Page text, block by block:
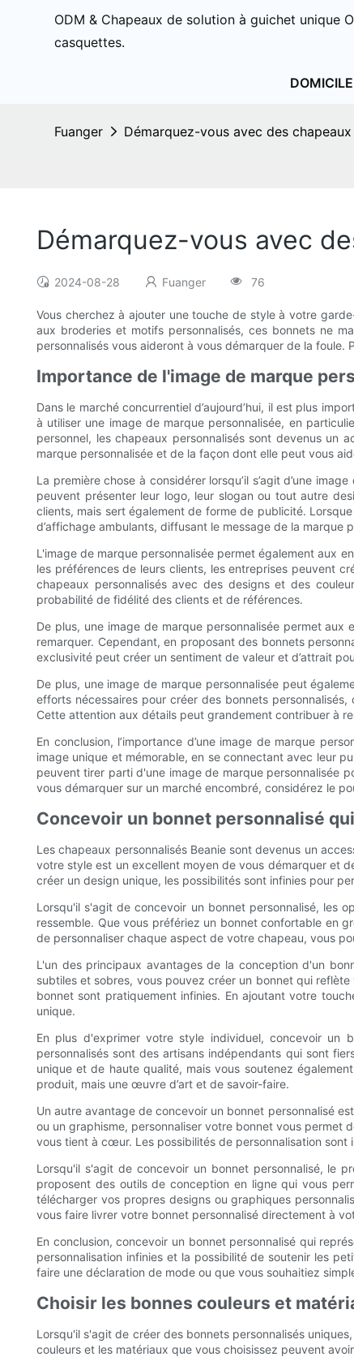
ODM & Chapeaux de solution à guichet unique
casquettes.
DOMICILE
Fuanger Démarquez-vous avec des
Démarquez-vous avec
2024-08-28 Fuanger 76
Vous cherchez à ajouter une touche de style à votre
aux broderies et motifs personnalisés, ces bonnets ne
personnalisés vous aideront à vous démarquer de la
Importance de l'image de marque
Dans le marché concurrentiel d’aujourd’hui, il est plus
à utiliser une image de marque personnalisée, en
personnel, les chapeaux personnalisés sont devenus un
marque personnalisée et de la façon dont elle peut vous
La première chose à considérer lorsqu’il s’agit d’une
peuvent présenter leur logo, leur slogan ou tout autre
clients, mais sert également de forme de publicité.
d’affichage ambulants, diffusant le message de la marque
L'image de marque personnalisée permet également aux
les préférences de leurs clients, les entreprises peuvent
chapeaux personnalisés avec des designs et des
probabilité de fidélité des clients et de références.
De plus, une image de marque personnalisée permet
remarquer. Cependant, en proposant des bonnets
exclusivité peut créer un sentiment de valeur et d’attrait
De plus, une image de marque personnalisée peut
efforts nécessaires pour créer des bonnets
Cette attention aux détails peut grandement contribuer à
En conclusion, l’importance d’une image de marque
image unique et mémorable, en se connectant avec leur
peuvent tirer parti d'une image de marque personnalisée
vous démarquer sur un marché encombré, considérez le
Concevoir un bonnet personnalisé
Les chapeaux personnalisés Beanie sont devenus un
votre style est un excellent moyen de vous démarquer et
créer un design unique, les possibilités sont infinies pour
Lorsqu'il s'agit de concevoir un bonnet personnalisé, les
ressemble. Que vous préfériez un bonnet confortable en
de personnaliser chaque aspect de votre chapeau, vous
L'un des principaux avantages de la conception d'un
subtiles et sobres, vous pouvez créer un bonnet qui
bonnet sont pratiquement infinies. En ajoutant votre
unique.
En plus d'exprimer votre style individuel, concevoir un
personnalisés sont des artisans indépendants qui sont
unique et de haute qualité, mais vous soutenez
produit, mais une œuvre d’art et de savoir-faire.
Un autre avantage de concevoir un bonnet personnalisé
ou un graphisme, personnaliser votre bonnet vous permet
vous tient à cœur. Les possibilités de personnalisation
Lorsqu'il s'agit de concevoir un bonnet personnalisé, le
proposent des outils de conception en ligne qui vous
télécharger vos propres designs ou graphiques
vous faire livrer votre bonnet personnalisé directement à
En conclusion, concevoir un bonnet personnalisé qui
personnalisation infinies et la possibilité de soutenir les
faire une déclaration de mode ou que vous souhaitiez
Choisir les bonnes couleurs et
Lorsqu'il s'agit de créer des bonnets personnalisés
couleurs et les matériaux que vous choisissez peuvent